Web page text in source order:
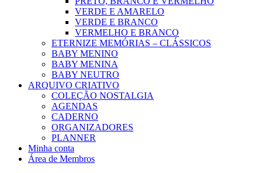
VERDE E AMARELO
VERDE E BRANCO
VERMELHO E BRANCO
ETERNIZE MEMÓRIAS – CLÁSSICOS
BABY MENINO
BABY MENINA
BABY NEUTRO
ARQUIVO CRIATIVO
COLEÇÃO NOSTALGIA
AGENDAS
CADERNO
ORGANIZADORES
PLANNER
Minha conta
Área de Membros